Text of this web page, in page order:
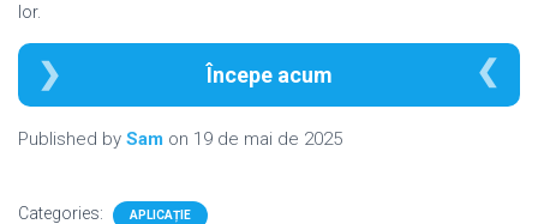
lor.
Începe acum
Published by Sam on 19 de mai de 2025
Categories: APLICAȚIE